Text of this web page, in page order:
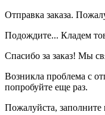
Отправка заказа.
Подождите... Кладем
Спасибо за заказ! Мы
Возникла проблема с
попробуйте еще раз.
Пожалуйста,